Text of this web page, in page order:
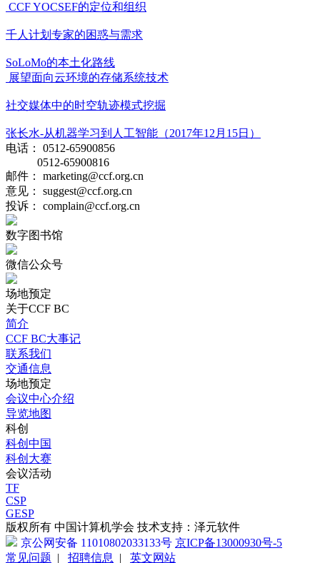
CCF YOCSEF的定位和组织
千人计划专家的困惑与需求
SoLoMo的本土化路线
展望面向云环境的存储系统技术
社交媒体中的时空轨迹模式挖掘
张长水-从机器学习到人工智能（2017年12月15日）
电话： 0512-65900856
0512-65900816
邮件： marketing@ccf.org.cn
意见： suggest@ccf.org.cn
投诉： complain@ccf.org.cn
数字图书馆
微信公众号
场地预定
关于CCF BC
简介
CCF BC大事记
联系我们
交通信息
场地预定
会议中心介绍
导览地图
科创
科创中国
科创大赛
会议活动
TF
CSP
GESP
版权所有 中国计算机学会 技术支持：泽元软件
京公网安备 11010802033133号 京ICP备13000930号-5
常见问题 | 招聘信息 | 英文网站